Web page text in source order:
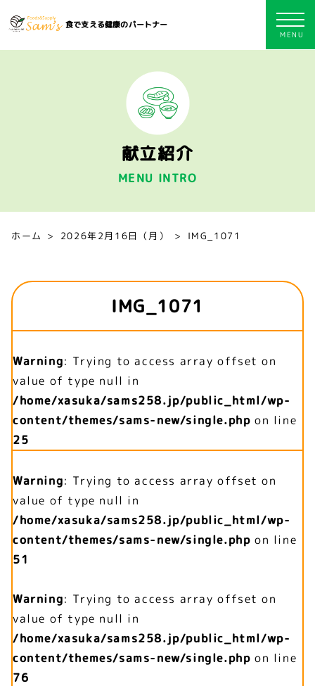
食で支える健康のパートナー
献立紹介
MENU INTRO
ホーム 2026年2月16日（月） IMG_1071
IMG_1071
Warning: Trying to access array offset on
value of type null in
/home/xasuka/sams258.jp/public_html/wp-
content/themes/sams-new/single.php on line
25
Warning: Trying to access array offset on
value of type null in
/home/xasuka/sams258.jp/public_html/wp-
content/themes/sams-new/single.php on line
51
Warning: Trying to access array offset on
value of type null in
/home/xasuka/sams258.jp/public_html/wp-
content/themes/sams-new/single.php on line
76